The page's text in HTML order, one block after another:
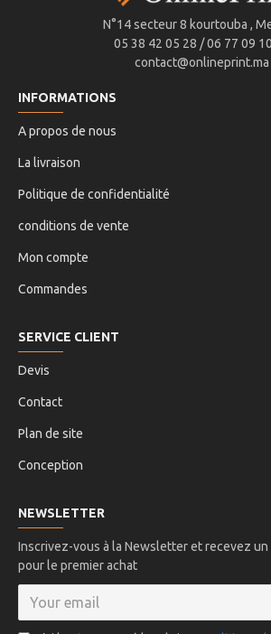
N°14 secteur 8 kourtouba ,
05 38 42 05 28 / 06 77 09
contact@onlineprint.ma
INFORMATIONS
A propos de nous
La livraison
Politique de confidentialité
conditions de vente
Mon compte
Commandes
SERVICE CLIENT
Devis
Contact
Plan de site
Conception
NEWSLETTER
Inscrivez-vous à la Newsletter et recevez un
pour le premier achat